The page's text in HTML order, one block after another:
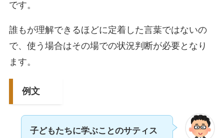
です。
誰もが理解できるほどに定着した言葉ではないの
で、使う場合はその場での状況判断が必要となり
ます。
例文
子どもたちに学ぶことのサティス